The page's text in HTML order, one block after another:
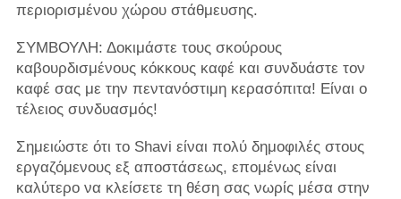
περιορισμένου χώρου στάθμευσης.
ΣΥΜΒΟΥΛΗ: Δοκιμάστε τους σκούρους
καβουρδισμένους κόκκους καφέ και συνδυάστε τον
καφέ σας με την πεντανόστιμη κερασόπιτα! Είναι ο
τέλειος συνδυασμός!
Σημειώστε ότι το Shavi είναι πολύ δημοφιλές στους
εργαζόμενους εξ αποστάσεως, επομένως είναι
καλύτερο να κλείσετε τη θέση σας νωρίς μέσα στην